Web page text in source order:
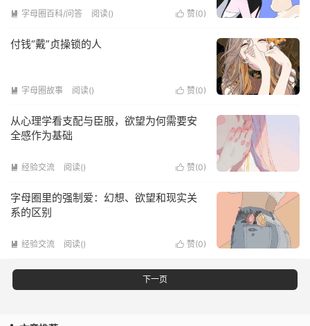
 赞(0)
 字母圈百科/问答 阅读()
付钱“戴”贞操锁的人
 赞(0)
 字母圈故事 阅读()
从心理学看支配与臣服，欲望为何需要安
全感作为基础
 赞(0)
 经验交流 阅读()
字母圈里的强制爱：幻想、欲望和现实关
系的区别
 赞(0)
 经验交流 阅读()
下一页